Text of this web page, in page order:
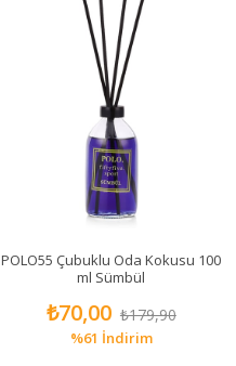
POLO55 Çubuklu Oda Kokusu 100
ml Sümbül
₺70,00 ₺179,90
%61İndirim